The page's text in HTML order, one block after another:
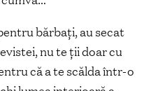
bărbați, au secat
nu te ții doar cu
că a te scălda într-o